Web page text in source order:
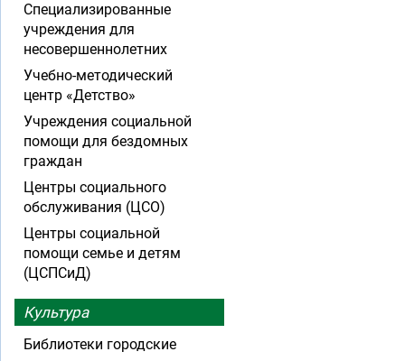
Специализированные
учреждения для
несовершеннолетних
Учебно-методический
центр «Детство»
Учреждения социальной
помощи для бездомных
граждан
Центры социального
обслуживания (ЦСО)
Центры социальной
помощи семье и детям
(ЦСПСиД)
Культура
Библиотеки городские